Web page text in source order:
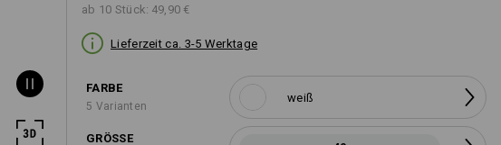
ab 10 Stück: 49,90 €
Lieferzeit ca. 3-5 Werktage
FARBE
5 Varianten
weiß
GRÖSSE